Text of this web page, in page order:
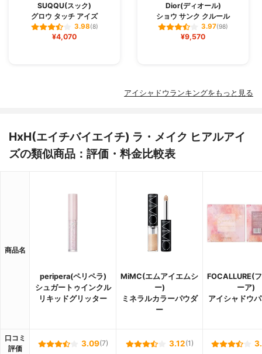
SUQQU(スック)
グロウ タッチ アイズ
3.98(8)
¥4,070
Dior(ディオール)
ショウ サンク クルール
3.97(98)
¥9,570
アイシャドウランキングをもっと見る
HxH(エイチバイエイチ) ラ・メイク ヒアルアイ
ズの類似商品：評価・料金比較表
商品名
peripera(ペリペラ)
シュガートゥインクル
リキッドグリッター
MiMC(エムアイエムシ
ー)
ミネラルカラーパウダ
ー
FOCALLURE(
ーア)
アイシャドウ
口コミ
評価
3.09(7) 3.12(1)